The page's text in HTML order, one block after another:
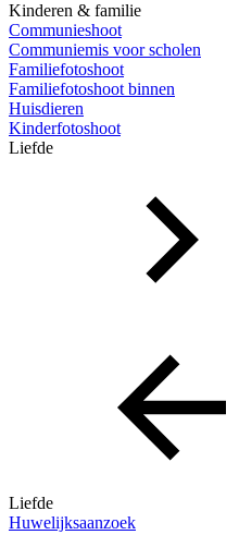
Kinderen & familie
Communieshoot
Communiemis voor scholen
Familiefotoshoot
Familiefotoshoot binnen
Huisdieren
Kinderfotoshoot
Liefde
Liefde
Huwelijksaanzoek